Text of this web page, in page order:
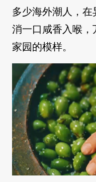
多少海外潮人，在
消一口咸香入喉
家园的模样。